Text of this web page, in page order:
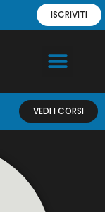
ISCRIVITI
VEDI I CORSI